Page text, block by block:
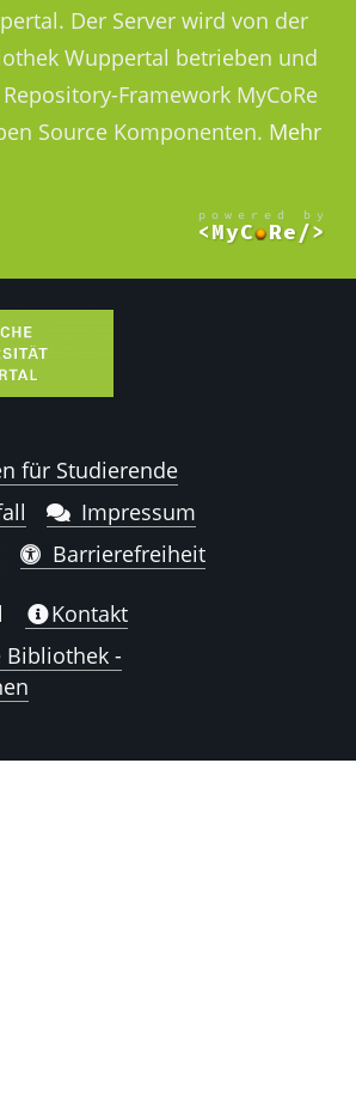
Der Server wird von der
Wuppertal betrieben und
Framework MyCoRe
Source Komponenten. Mehr
für Studierende
Impressum
Barrierefreiheit
Kontakt
Bibliothek -